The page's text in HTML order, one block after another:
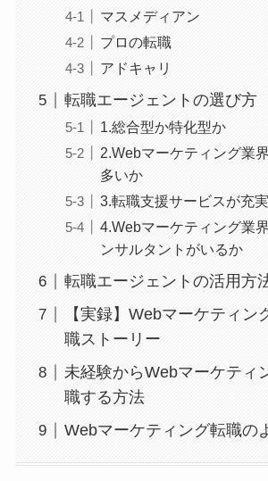
マスメディアン
プロの転職
アドキャリ
転職エージェントの選び方
1.総合型か特化型か
2.Webマーケティング業
多いか
3.転職支援サービスが充
4.Webマーケティング業
ンサルタントがいるか
転職エージェントの活用方
【実録】Webマーケティン
職ストーリー
未経験からWebマーケティ
職する方法
Webマーケティング転職の